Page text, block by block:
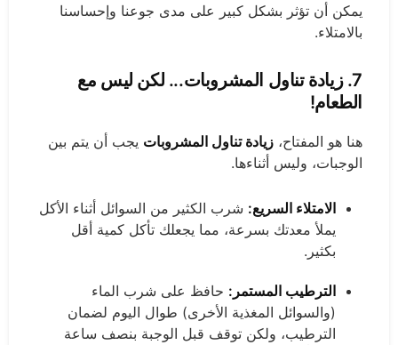
يمكن أن تؤثر بشكل كبير على مدى جوعنا وإحساسنا
بالامتلاء.
7. زيادة تناول المشروبات... لكن ليس مع
الطعام!
هنا هو المفتاح، زيادة تناول المشروبات يجب أن يتم بين
الوجبات، وليس أثناءها.
الامتلاء السريع: شرب الكثير من السوائل أثناء الأكل
يملأ معدتك بسرعة، مما يجعلك تأكل كمية أقل
بكثير.
الترطيب المستمر: حافظ على شرب الماء
(والسوائل المغذية الأخرى) طوال اليوم لضمان
الترطيب، ولكن توقف قبل الوجبة بنصف ساعة